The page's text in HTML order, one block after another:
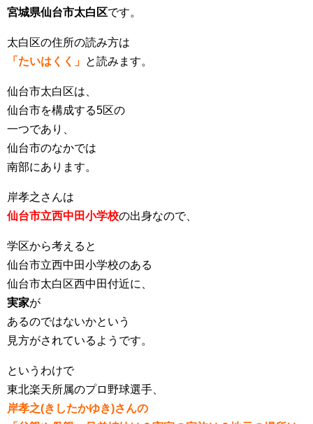
宮城県仙台市太白区です。
太白区の住所の読み方は
「たいはくく」 と読みます。
仙台市太白区は、
仙台市を構成する5区の
一つであり、
仙台市のなかでは
南部にあります。
岸孝之さんは
仙台市立西中田小学校の出身なので、
学区から考えると
仙台市立西中田小学校のある
仙台市太白区西中田付近に、
実家が
あるのではないかという
見方がされているようです。
というわけで
東北楽天所属のプロ野球選手、
岸孝之(きしたかゆき)さんの